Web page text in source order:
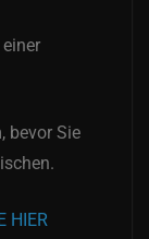
bevor Sie
HIER